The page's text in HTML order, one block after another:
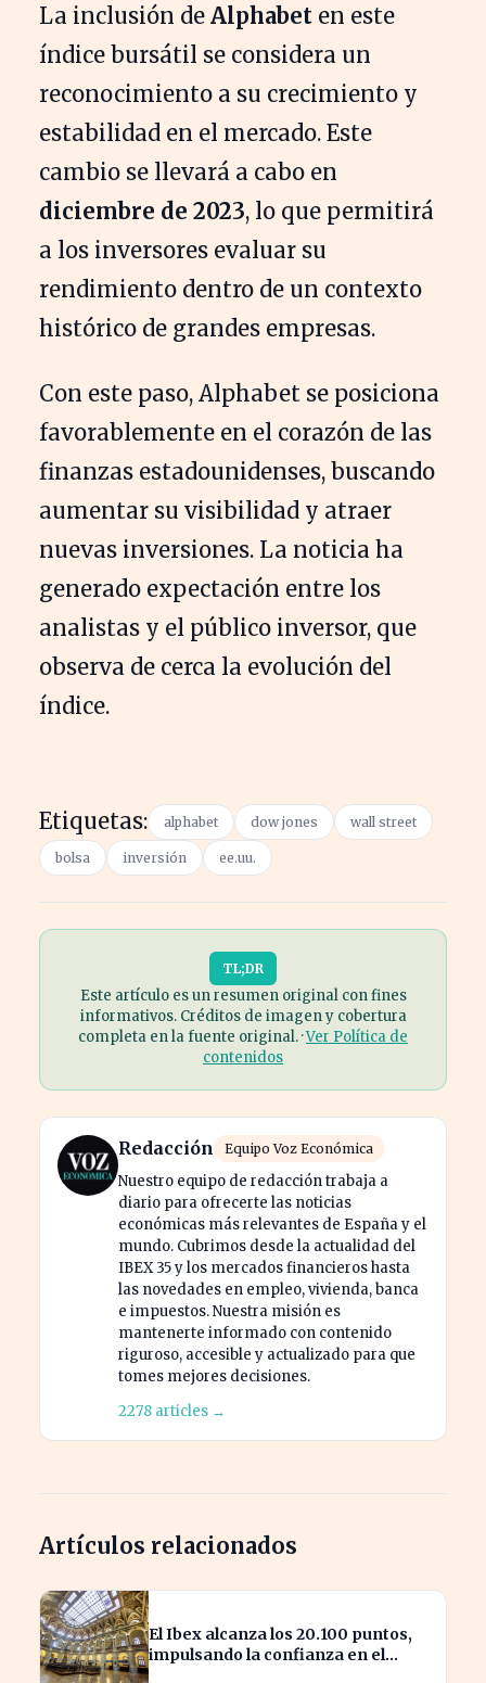
La inclusión de Alphabet en este
índice bursátil se considera un
reconocimiento a su crecimiento y
estabilidad en el mercado. Este
cambio se llevará a cabo en
diciembre de 2023, lo que permitirá
a los inversores evaluar su
rendimiento dentro de un contexto
histórico de grandes empresas.
Con este paso, Alphabet se posiciona
favorablemente en el corazón de las
finanzas estadounidenses, buscando
aumentar su visibilidad y atraer
nuevas inversiones. La noticia ha
generado expectación entre los
analistas y el público inversor, que
observa de cerca la evolución del
índice.
Etiquetas: alphabet dow jones wall street
bolsa inversión ee.uu.
TL;DR
Este artículo es un resumen original con fines
informativos. Créditos de imagen y cobertura
completa en la fuente original. ·Ver Política de
contenidos
Redacción Equipo Voz Económica
Nuestro equipo de redacción trabaja a
diario para ofrecerte las noticias
económicas más relevantes de España y el
mundo. Cubrimos desde la actualidad del
IBEX 35 y los mercados financieros hasta
las novedades en empleo, vivienda, banca
e impuestos. Nuestra misión es
mantenerte informado con contenido
riguroso, accesible y actualizado para que
tomes mejores decisiones.
2278 articles →
Artículos relacionados
El Ibex alcanza los 20.100 puntos,
impulsando la confianza en el